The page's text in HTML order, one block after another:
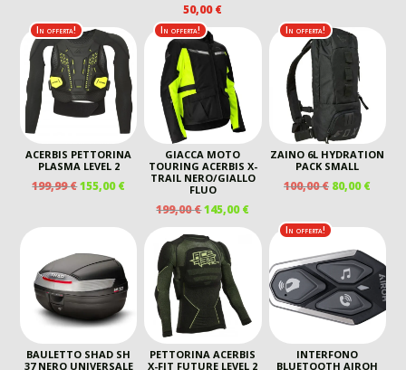
50,00€
In offerta!
ACERBIS PETTORINA
PLASMA LEVEL 2
199,99€IL
155,00€IL
ATTUALE
È:
155,00 €.
In offerta!
GIACCA MOTO
TOURING ACERBIS X-
TRAIL NERO/GIALLO
FLUO
199,00€IL
PREZZO
ORIGINALE
ERA:
199,00 €.
145,00€IL
PREZZO
ATTUALE
145,00 €.
In offerta!
ZAINO 6L HYDRATION
PACK SMALL
100,00€ IL
100,00 €.
80,00€IL
È:
80,00
BAULETTO SHAD SH
37 NERO UNIVERSALE
PETTORINA ACERBIS
X-FIT FUTURE LEVEL 2
In offerta!
INTERFONO
BLUETOOTH AIROH